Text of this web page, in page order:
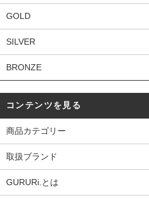
GOLD
SILVER
BRONZE
コンテンツを見る
商品カテゴリー
取扱ブランド
GURURi.とは